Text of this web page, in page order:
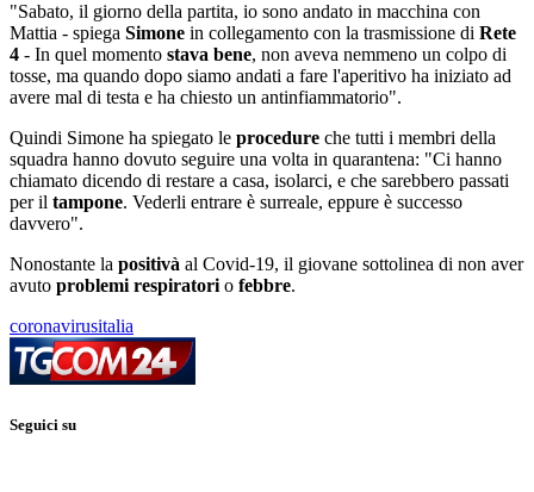
"Sabato, il giorno della partita, io sono andato in macchina con
Mattia - spiega Simone in collegamento con la trasmissione di Rete
4 - In quel momento stava bene, non aveva nemmeno un colpo di
tosse, ma quando dopo siamo andati a fare l'aperitivo ha iniziato ad
avere mal di testa e ha chiesto un antinfiammatorio".
Quindi Simone ha spiegato le procedure che tutti i membri della
squadra hanno dovuto seguire una volta in quarantena: "Ci hanno
chiamato dicendo di restare a casa, isolarci, e che sarebbero passati
per il tampone. Vederli entrare è surreale, eppure è successo
davvero".
Nonostante la positivà al Covid-19, il giovane sottolinea di non aver
avuto problemi respiratori o febbre.
coronavirusitalia
Seguici su